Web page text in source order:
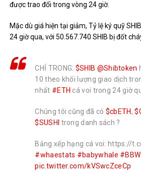
được trao đổi trong vòng 24 giờ.
Mặc dù giá hiện tại giảm, Tỷ lệ ký quỹ
24 giờ qua, với 50.567.740 SHIB bị đốt
CHỈ TRONG: $SHIB @Shibtoken
10 theo khối lượng giao dịch
nhất #ETH cá voi trong 24 giờ
Chúng tôi cũng đã có $cbETH,
$SUSHI trong danh sách ?
Bảng xếp hạng cá voi: https://
#whaestats #babywhale #BBW
pic.twitter.com/kVSwcZceCp